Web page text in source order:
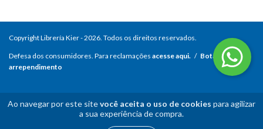
Ao navegar por este sitevocê aceita o uso de cookies para agilizar
a sua experiência de compra.
Copyright Librería Kier - 2026. Todos os direitos reservados.
Defesa dos consumidores. Para reclamações acesse aqui. / Botão de
arrependimento